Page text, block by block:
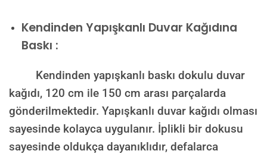
Kendinden Yapışkanlı Duvar Kağıdına
Baskı :
Kendinden yapışkanlı baskı dokulu duvar
kağıdı, 120 cm ile 150 cm arası parçalarda
gönderilmektedir. Yapışkanlı duvar kağıdı olması
sayesinde kolayca uygulanır. İplikli bir dokusu
sayesinde oldukça dayanıklıdır, defalarca